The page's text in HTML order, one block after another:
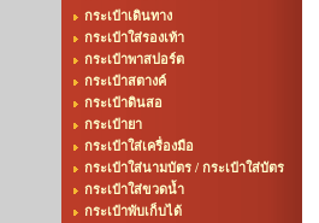
กระเป๋าเดินทาง
กระเป๋าใส่รองเท้า
กระเป๋าพาสปอร์ต
กระเป๋าสตางค์
กระเป๋าดินสอ
กระเป๋ายา
กระเป๋าใส่เครื่องมือ
กระเป๋าใส่นามบัตร / กระเป๋าใส่บัตร
กระเป๋าใส่ขวดน้ำ
กระเป๋าพับเก็บได้